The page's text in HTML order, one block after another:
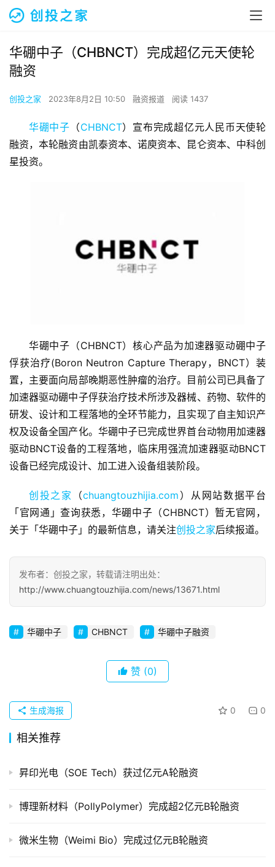
首
页
融
资
报
道
商
业
观
初
业
布
并
重
司
上
投稿
华硼中子（CHBNCT）完成超亿元天使轮
融资
创投之家 2023年8月2日 10:50 融资报道 阅读 1437
华硼中子 （CHBNCT）宣布完成超亿元人民币天使轮
融资，本轮融资由凯泰资本、诺庾资本、昆仑资本、中科创
星投资。
华硼中子（CHBNCT）核心产品为加速器驱动硼中子
俘获治疗(Boron Neutron Capture Therapy，BNCT）装
置，主要面向局部晚期恶性肿瘤的治疗。目前公司已具备了
加速器驱动硼中子俘获治疗技术所涉及器械、药物、软件的
研发、设计和工程落地的全环节能力，且实现了自主知识产
权及设备全国产化。华硼中子已完成世界首台动物用加速器
驱动BNCT设备的工程落地，临床用强流加速器驱动BNCT
设备已经完成设计、加工进入设备组装阶段。
创投之家 （chuangtouzhijia.com ）从网站数据平台
「官网通」查询获悉，华硼中子（CHBNCT）暂无官网，
关于「华硼中子」的最新信息，请关注创投之家后续报道。
发布者：创投之家，转载请注明出处：
http://www.chuangtouzhijia.com/news/13671.html
华硼中子 CHBNCT 华硼中子融资
赞 (0)
0 0
生成海报
相关推荐
昇印光电（SOE Tech）获过亿元A轮融资
博理新材料（PollyPolymer）完成超2亿元B轮融资
微米生物（Weimi Bio）完成过亿元B轮融资